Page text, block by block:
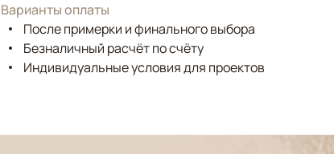
Варианты оплаты
После примерки и финального выбора
Безналичный расчёт по счёту
Индивидуальные условия для проектов